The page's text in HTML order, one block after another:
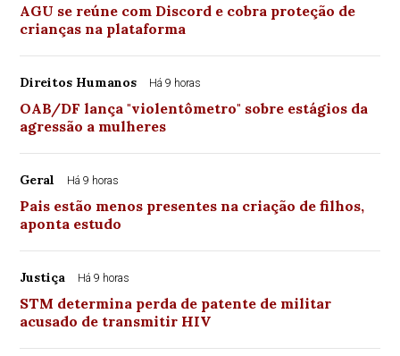
AGU se reúne com Discord e cobra proteção de
crianças na plataforma
Direitos Humanos Há 9 horas
OAB/DF lança "violentômetro" sobre estágios da
agressão a mulheres
Geral Há 9 horas
Pais estão menos presentes na criação de filhos,
aponta estudo
Justiça Há 9 horas
STM determina perda de patente de militar
acusado de transmitir HIV